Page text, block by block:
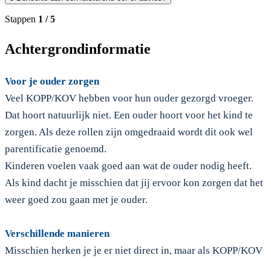
Stappen 1 / 5
Achtergrondinformatie
Voor je ouder zorgen
Veel KOPP/KOV hebben voor hun ouder gezorgd vroeger.
Dat hoort natuurlijk niet. Een ouder hoort voor het kind te
zorgen. Als deze rollen zijn omgedraaid wordt dit ook wel
parentificatie genoemd.
Kinderen voelen vaak goed aan wat de ouder nodig heeft.
Als kind dacht je misschien dat jij ervoor kon zorgen dat het
weer goed zou gaan met je ouder.
Verschillende manieren
Misschien herken je je er niet direct in, maar als KOPP/KOV